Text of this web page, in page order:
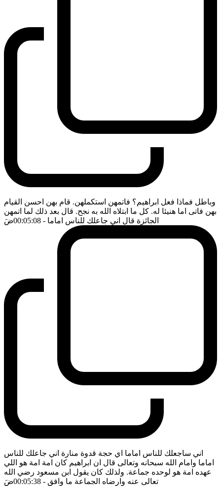
وباطل فماذا فعل ابراهيم؟ فاتمهن استكملهن. قام بهن احسن القيام
بهن فاتى اما هنيئا له. كل ما ابتلاه الله به نجح. قال بعد ذلك لما اتمهن
الجائزة قال اني جاعلك للناس اماما - 00:05:08 ضَ
اني ساجعلك للناس اماما اي حجة قدوة منارة اني جاعلك للناس
اماما وامام الله سبحانه وتعالى قال ان ابراهيم كان امة امة هو اللي
عهده امة هو لوحده جماعة. ولذلك كان يقول ابن مسعود رضي الله
تعالى عنه وارضاه الجماعة ما وافق - 00:05:38 ضَ